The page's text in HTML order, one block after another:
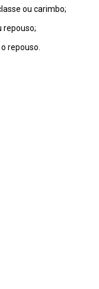
ou carimbo;
repouso;
repouso.